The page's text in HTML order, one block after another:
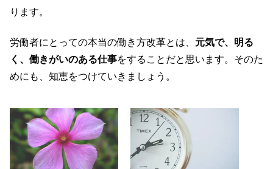
ります。
労働者にとっての本当の働き方改革とは、 元気で、明る
く、働きがいのある仕事をすることだと思います。そのた
めにも、知恵をつけていきましょう。